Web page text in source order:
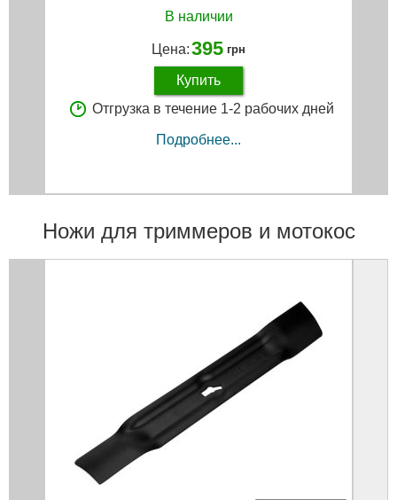
В наличии
Цена:395 грн
Купить
Отгрузка в течение 1-2 рабочих дней
Подробнее...
Ножи для триммеров и мотокос